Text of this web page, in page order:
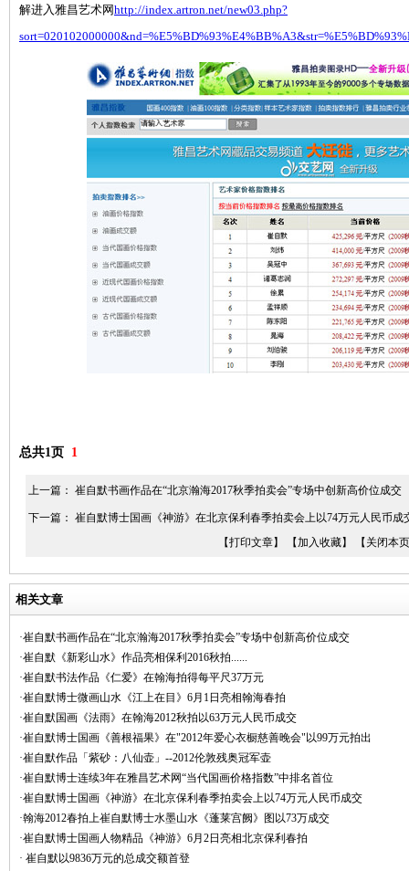
解进入雅昌艺术网http://index.artron.net/new03.php?
总共1页 1
上一篇： 崔自默书画作品在“北京瀚海2017秋季拍卖会”专场中创新高价位成交
下一篇： 崔自默博士国画《神游》在北京保利春季拍卖会上以74万元人民币成
【打印文章】
【加入收藏】 【关闭本
相关文章
·崔自默书画作品在“北京瀚海2017秋季拍卖会”专场中创新高价位成交
·崔自默《新彩山水》作品亮相保利2016秋拍......
·崔自默书法作品《仁爱》在翰海拍得每平尺37万元
·崔自默博士微画山水《江上在目》6月1日亮相翰海春拍
·崔自默国画《法雨》在翰海2012秋拍以63万元人民币成交
·崔自默博士国画《善根福果》在"2012年爱心衣橱慈善晚会"以99万元拍出
·崔自默作品「紫砂：八仙壶」--2012伦敦残奥冠军壶
·崔自默博士连续3年在雅昌艺术网“当代国画价格指数”中排名首位
·崔自默博士国画《神游》在北京保利春季拍卖会上以74万元人民币成交
·翰海2012春拍上崔自默博士水墨山水《蓬莱宫阙》图以73万成交
·崔自默博士国画人物精品《神游》6月2日亮相北京保利春拍
· 崔自默以9836万元的总成交额首登